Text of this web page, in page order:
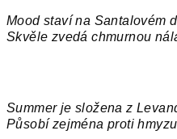
Mood staví na Santalovém
Skvěle zvedá chmurnou
Summer je složena z
Působí zejména proti